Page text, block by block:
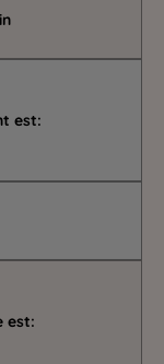
est:
est: